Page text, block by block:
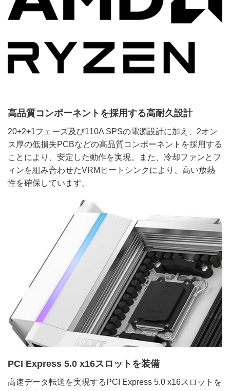
高品質コンポーネントを採用する高耐久設計
20+2+1フェーズ及び110A SPSの電源設計に加え、2オン
ス厚の低損失PCBなどの高品質コンポーネントを採用する
ことにより、安定した動作を実現。また、冷却ファンとフ
ィンを組み合わせたVRMヒートシンクにより、高い放熱
性を確保しています。
PCI Express 5.0 x16スロットを装備
高速データ転送を実現するPCI Express 5.0 x16スロットを